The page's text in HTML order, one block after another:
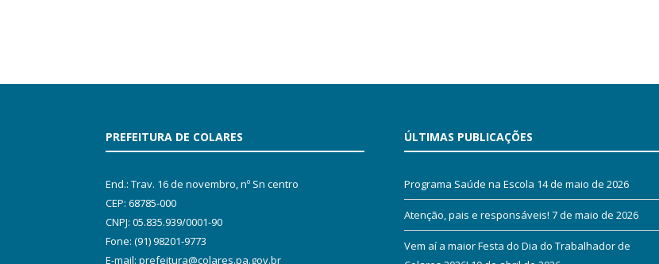
PREFEITURA DE COLARES
End.: Trav. 16 de novembro, nº Sn centro
CEP: 68785-000
CNPJ: 05.835.939/0001-90
Fone: (91) 98201-9773
E-mail: prefeitura@colares.pa.gov.br
ÚLTIMAS PUBLICAÇÕES
Programa Saúde na Escola 14 de maio de 2026
Atenção, pais e responsáveis! 7 de maio de 2026
Vem aí a maior Festa do Dia do Trabalhador de